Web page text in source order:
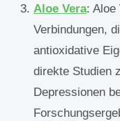
Aloe Vera: Aloe
Verbindungen,
antioxidative
direkte Studien
Depressionen